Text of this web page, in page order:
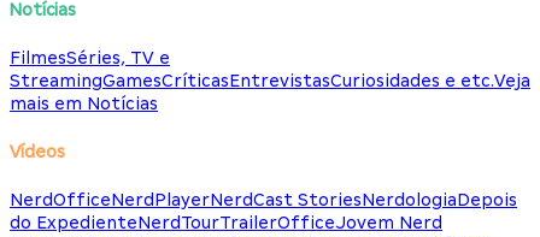
Notícias
FilmesSéries, TV e
StreamingGamesCríticasEntrevistasCuriosidades e etc.Veja
mais em Notícias
Vídeos
NerdOfficeNerdPlayerNerdCast StoriesNerdologiaDepois
do ExpedienteNerdTourTrailerOfficeJovem Nerd